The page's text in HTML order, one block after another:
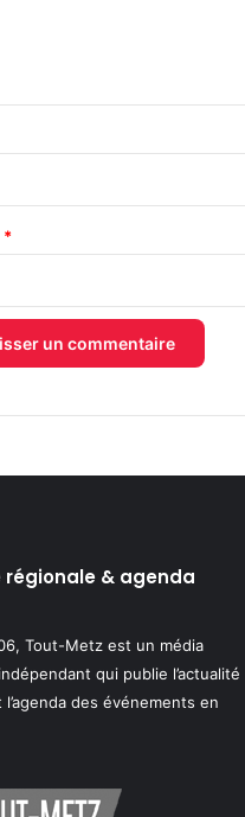
*
& agenda
Tout-Metz est un média
qui publie l’actualité
des événements en